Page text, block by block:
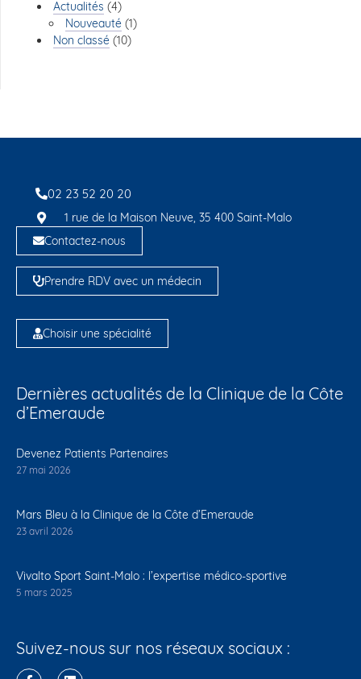
Actualités (4)
Nouveauté (1)
Non classé (10)
02 23 52 20 20
1 rue de la Maison Neuve, 35 400 Saint-Malo
Contactez-nous
Prendre RDV avec un médecin
Choisir une spécialité
Dernières actualités de la Clinique de la Côte
d’Emeraude
Devenez Patients Partenaires
27 mai 2026
Mars Bleu à la Clinique de la Côte d’Emeraude
23 avril 2026
Vivalto Sport Saint-Malo : l’expertise médico-sportive
5 mars 2025
Suivez-nous sur nos réseaux sociaux :